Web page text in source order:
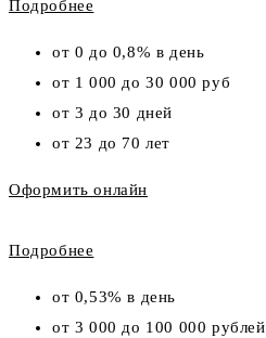
Подробнее
от 0 до 0,8% в день
от 1 000 до 30 000 руб
от 3 до 30 дней
от 23 до 70 лет
Оформить онлайн
Подробнее
от 0,53% в день
от 3 000 до 100 000 рублей